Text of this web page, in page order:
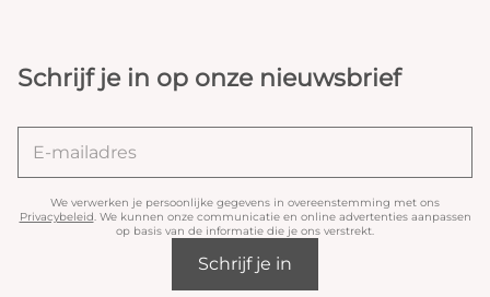
Schrijf je in op onze nieuwsbrief
We verwerken je persoonlijke gegevens in overeenstemming met ons
Privacybeleid. We kunnen onze communicatie en online advertenties aanpassen
op basis van de informatie die je ons verstrekt.
Schrijf je in